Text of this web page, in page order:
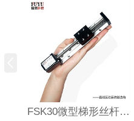
FSK30微型梯形丝杆滑台